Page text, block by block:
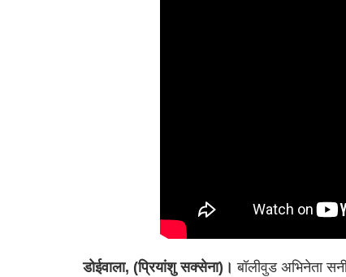
डोईवाला, (प्रियांशु सक्सेना)। बॉलीवुड अभिनेता